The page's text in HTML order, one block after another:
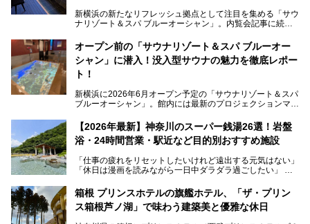
新横浜の新たなリフレッシュ拠点として注目を集める「サウ
ナリゾート＆スパ ブルーオーシャン」。内覧会記事に続
す。サウナや水風呂の気持ちよさはもちろん、リラックスス
ペースの過ごしやすさまで徹底チェック。新横浜エリアで日
常の疲れをリセットしたい人、ライブやスポーツ観戦遠征組
は必見です。
オープン前の「サウナリゾート＆スパ ブルーオー
シャン」に潜入！没入型サウナの魅力を徹底レポー
ト！
新横浜に2026年6月オープン予定の「サウナリゾート＆スパ
ブルーオーシャン」。館内には最新のプロジェクションマッ
的な“没入感（イマーシブ）”を体験できます。
今回は、そんな大注目の施設に一足先にお邪魔し、その全貌
を見学させていただきました！
サウナ室の中に咲き誇る桜、魚たちが泳ぐ水風呂、そしてバ
リのビーチを思わせる休憩スペース…。驚きの連続だった館
内の様子をレポートします！
【2026年最新】神奈川のスーパー銭湯26選！岩盤
浴・24時間営業・駅近など目的別おすすめ施設
「仕事の疲れをリセットしたいけれど遠出する元気はない」
「休日は漫画を読みながら一日中ダラダラ過ごしたい」
たい」
そんな「癒やされたい」という願いを叶えてくれるのが、神
箱根 プリンスホテルの旗艦ホテル、「ザ・プリン
ス箱根芦ノ湖」で味わう建築美と優雅な休日